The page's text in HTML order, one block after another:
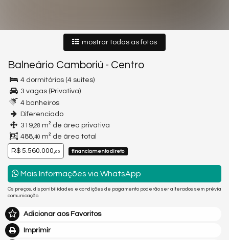
mostrar todas as fotos
Balneário Camboriú - Centro
4 dormitórios (4 suítes)
3 vagas (Privativa)
4 banheiros
Diferenciado
319,28 m² de área privativa
488,40 m² de área total
R$ 5.560.000,00 financiamento direto
Mais Informações via WhatsApp
Os preços, disponibilidades e condições de pagamento poderão ser alterados sem prévia
comunicação.
Adicionar aos Favoritos
Imprimir